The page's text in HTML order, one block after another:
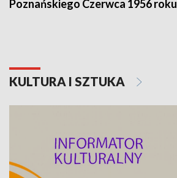
Poznańskiego Czerwca 1956 roku
KULTURA I SZTUKA